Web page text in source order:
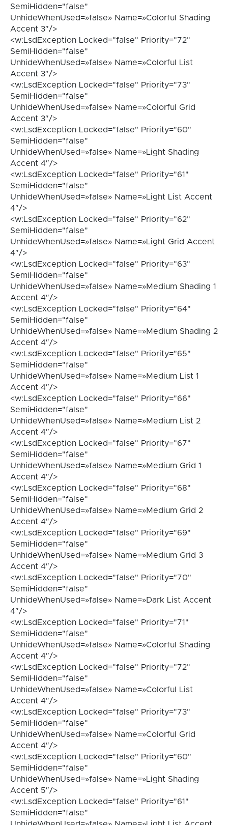
SemiHidden="false"
UnhideWhenUsed=»false» Name=»Colorful Shading
Accent 3″/>
<w:LsdException Locked="false" Priority="72"
SemiHidden="false"
UnhideWhenUsed=»false» Name=»Colorful List
Accent 3″/>
<w:LsdException Locked="false" Priority="73"
SemiHidden="false"
UnhideWhenUsed=»false» Name=»Colorful Grid
Accent 3″/>
<w:LsdException Locked="false" Priority="60"
SemiHidden="false"
UnhideWhenUsed=»false» Name=»Light Shading
Accent 4″/>
<w:LsdException Locked="false" Priority="61"
SemiHidden="false"
UnhideWhenUsed=»false» Name=»Light List Accent
4″/>
<w:LsdException Locked="false" Priority="62"
SemiHidden="false"
UnhideWhenUsed=»false» Name=»Light Grid Accent
4″/>
<w:LsdException Locked="false" Priority="63"
SemiHidden="false"
UnhideWhenUsed=»false» Name=»Medium Shading 1
Accent 4″/>
<w:LsdException Locked="false" Priority="64"
SemiHidden="false"
UnhideWhenUsed=»false» Name=»Medium Shading 2
Accent 4″/>
<w:LsdException Locked="false" Priority="65"
SemiHidden="false"
UnhideWhenUsed=»false» Name=»Medium List 1
Accent 4″/>
<w:LsdException Locked="false" Priority="66"
SemiHidden="false"
UnhideWhenUsed=»false» Name=»Medium List 2
Accent 4″/>
<w:LsdException Locked="false" Priority="67"
SemiHidden="false"
UnhideWhenUsed=»false» Name=»Medium Grid 1
Accent 4″/>
<w:LsdException Locked="false" Priority="68"
SemiHidden="false"
UnhideWhenUsed=»false» Name=»Medium Grid 2
Accent 4″/>
<w:LsdException Locked="false" Priority="69"
SemiHidden="false"
UnhideWhenUsed=»false» Name=»Medium Grid 3
Accent 4″/>
<w:LsdException Locked="false" Priority="70"
SemiHidden="false"
UnhideWhenUsed=»false» Name=»Dark List Accent
4″/>
<w:LsdException Locked="false" Priority="71"
SemiHidden="false"
UnhideWhenUsed=»false» Name=»Colorful Shading
Accent 4″/>
<w:LsdException Locked="false" Priority="72"
SemiHidden="false"
UnhideWhenUsed=»false» Name=»Colorful List
Accent 4″/>
<w:LsdException Locked="false" Priority="73"
SemiHidden="false"
UnhideWhenUsed=»false» Name=»Colorful Grid
Accent 4″/>
<w:LsdException Locked="false" Priority="60"
SemiHidden="false"
UnhideWhenUsed=»false» Name=»Light Shading
Accent 5″/>
<w:LsdException Locked="false" Priority="61"
SemiHidden="false"